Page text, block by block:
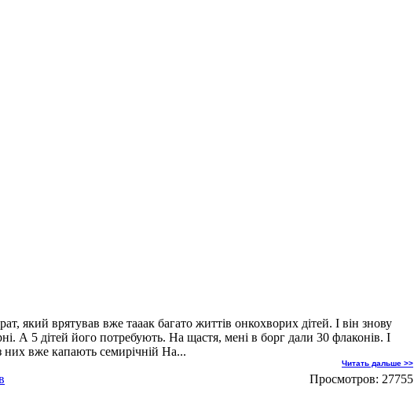
який врятував вже тааак багато життів онкохворих дітей. І він знову
А 5 дітей його потребують. На щастя, мені в борг дали 30 флаконів. І
них вже капають семирічній На...
Читать дальше >>
Просмотров: 27755